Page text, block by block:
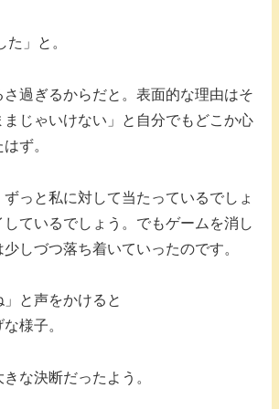
た」と。
過ぎるからだと。表面的な理由はそ
まじゃいけない」と自分でもどこか心
ず。
っと私に対して当たっているでしょ
しているでしょう。でもゲームを消し
しづつ落ち着いていったのです。
」と声をかけると
様子。
な決断だったよう。